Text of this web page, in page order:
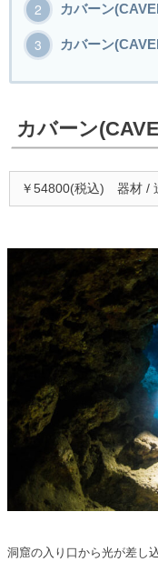
カバーン
カバーン
カバーン
￥54800(税込) 器材 /
洞窟の入り口から光が差し